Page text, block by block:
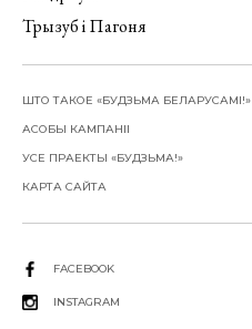
Трызуб і Пагоня
ШТО ТАКОЕ «БУДЗЬМА БЕЛАРУСАМІ!»
АСОБЫ КАМПАНІІ
УСЕ ПРАЕКТЫ «БУДЗЬМА!»
КАРТА САЙТА
FACEBOOK
INSTAGRAM